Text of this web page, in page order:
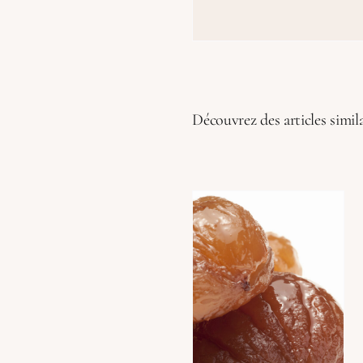
Découvrez des articles